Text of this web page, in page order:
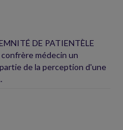
DE PATIENTÈLE
médecin un
de la perception d'une